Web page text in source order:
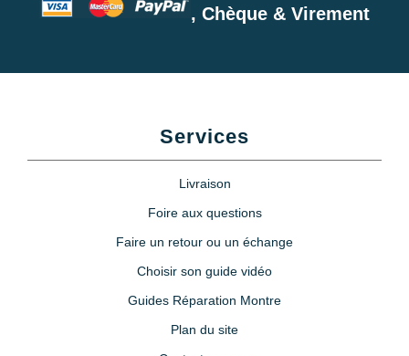
, Chèque & Virement
Services
Livraison
Foire aux questions
Faire un retour ou un échange
Choisir son guide vidéo
Guides Réparation Montre
Plan du site